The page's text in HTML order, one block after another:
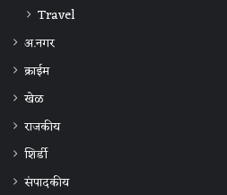
Travel
अ.नगर
क्राईम
खेळ
राजकीय
शिर्डी
संपादकीय